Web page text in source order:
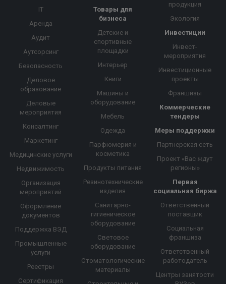
IT
Аренда
Аудит
Аутсорсинг
Безопасность
Деловое
образование
Деловые
мероприятия
Консалтинг
Маркетинг
Медицинские услуги
Недвижимость
Организация
мероприятий
Оформление
документов
Поддержка ВЭД
Промышленные
услуги
Реестры
Сертификация
Товары для
бизнеса
Детские и
спортивные
площадки
Интерьер
Книги
Машины и
оборудование
Мебель
Одежда
Парфюмерия и
косметика
Продукты питания
Резинотехнические
изделия
Санитарно-
гигиеническое
оборудование
Световое
оборудование
Стоматологические
материалы
продукция
Экология
Инвестиции
Инвест-
мероприятия
Инвестиционные
проекты
Франшизы
Коммерческие
тендеры
Меры поддержки
Партнерская сеть
Проект «Вас ждут
регионы»
Первая
социальная биржа
Ответственный
поставщик
Социальная
франшиза
Ответственный
работодатель
Центры занятости